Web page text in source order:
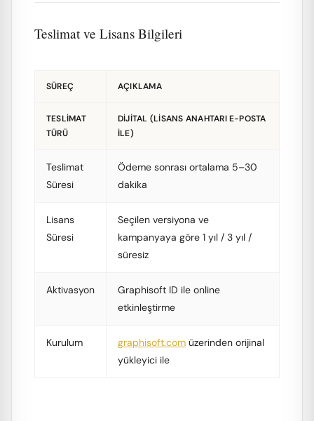
Teslimat ve Lisans Bilgileri
SÜREÇ AÇIKLAMA
TESLIMAT
TÜRÜ
DIJITAL (LISANS ANAHTARI E-POSTA
ILE)
Teslimat
Süresi
Ödeme sonrası ortalama 5–30
dakika
Lisans
Süresi
Seçilen versiyona ve
kampanyaya göre 1 yıl / 3 yıl /
süresiz
Aktivasyon
Graphisoft ID ile online
etkinleştirme
Kurulum graphisoft.com üzerinden orijinal
yükleyici ile